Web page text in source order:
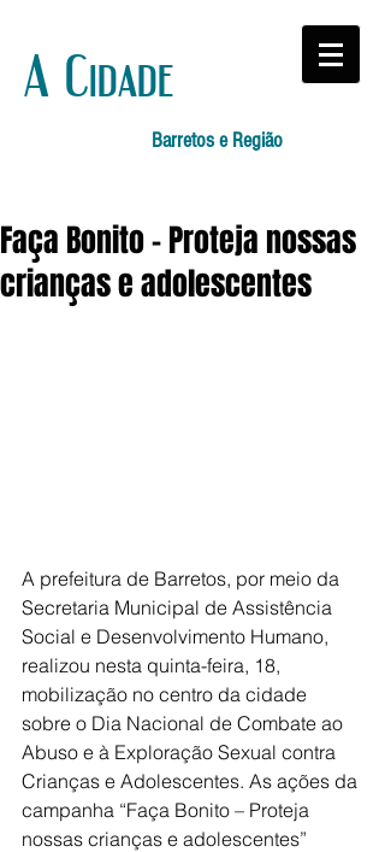
A Cidade
Barretos e Região
Faça Bonito – Proteja nossas
crianças e adolescentes
A prefeitura de Barretos, por meio da
Secretaria Municipal de Assistência
Social e Desenvolvimento Humano,
realizou nesta quinta-feira, 18,
mobilização no centro da cidade
sobre o Dia Nacional de Combate ao
Abuso e à Exploração Sexual contra
Crianças e Adolescentes. As ações da
campanha “Faça Bonito – Proteja
nossas crianças e adolescentes”